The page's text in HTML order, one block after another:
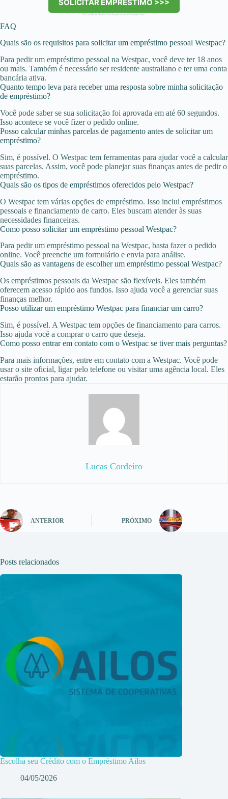
SOLICITAR EMPRÉSTIMO >>>
Clicando no botão você permanecerá neste site.
FAQ
Quais são os requisitos para solicitar um empréstimo pessoal Westpac?
Para pedir um empréstimo pessoal na Westpac, você deve ter 18 anos
ou mais. Também é necessário ser residente australiano e ter uma conta
bancária ativa.
Quanto tempo leva para receber uma resposta sobre minha solicitação
de empréstimo?
Você pode saber se sua solicitação foi aprovada em até 60 segundos.
Isso acontece se você fizer o pedido online.
Posso calcular minhas parcelas de pagamento antes de solicitar um
empréstimo?
Sim, é possível. O Westpac tem ferramentas para ajudar você a calcular
suas parcelas. Assim, você pode planejar suas finanças antes de pedir o
empréstimo.
Quais são os tipos de empréstimos oferecidos pelo Westpac?
O Westpac tem várias opções de empréstimo. Isso inclui empréstimos
pessoais e financiamento de carro. Eles buscam atender às suas
necessidades financeiras.
Como posso solicitar um empréstimo pessoal Westpac?
Para pedir um empréstimo pessoal na Westpac, basta fazer o pedido
online. Você preenche um formulário e envia para análise.
Quais são as vantagens de escolher um empréstimo pessoal Westpac?
Os empréstimos pessoais da Westpac são flexíveis. Eles também
oferecem acesso rápido aos fundos. Isso ajuda você a gerenciar suas
finanças melhor.
Posso utilizar um empréstimo Westpac para financiar um carro?
Sim, é possível. A Westpac tem opções de financiamento para carros.
Isso ajuda você a comprar o carro que deseja.
Como posso entrar em contato com o Westpac se tiver mais perguntas?
Para mais informações, entre em contato com a Westpac. Você pode
usar o site oficial, ligar pelo telefone ou visitar uma agência local. Eles
estarão prontos para ajudar.
Lucas Cordeiro
ANTERIOR PRÓXIMO
Posts relacionados
Escolha seu Crédito com o Empréstimo Ailos
04/05/2026